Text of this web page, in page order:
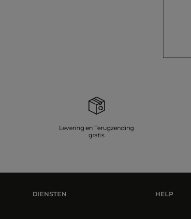
Levering en Terugzending
gratis
DIENSTEN HELP